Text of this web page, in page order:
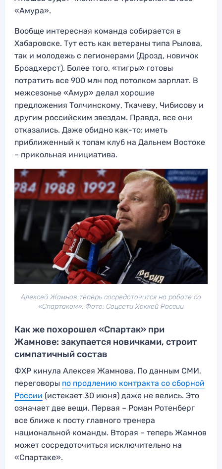
«Амура».
Вообще интересная команда собирается в
Хабаровске. Тут есть как ветераны типа Рылова,
так и молодежь с легионерами (Дрозд, новичок
Броадхерст). Более того, «тигры» готовы
потратить все 900 млн под потолком зарплат. В
межсезонье «Амур» делал хорошие
предложения Толчинскому, Ткачеву, Чибисову и
другим российским звездам. Правда, все они
отказались. Даже обидно как-то: иметь
приближенный к топам клуб на Дальнем Востоке
– прикольная инициатива.
Алексей Жамнов теперь сосредоточится на работе со
«Спартаком». Фото: Соцсети Хоккей России
Как же похорошел «Спартак» при
Жамнове: закупается новичками, строит
симпатичный состав
ФХР кинула Алексея Жамнова. По данным СМИ,
переговоры по продлению контракта со сборной
России (истекает 30 июня) даже не велись. Это
означает две вещи. Первая – Роман Ротенберг
все ближе к посту главного тренера
национальной команды. Вторая – теперь Жамнов
может сосредоточиться исключительно на
«Спартаке».